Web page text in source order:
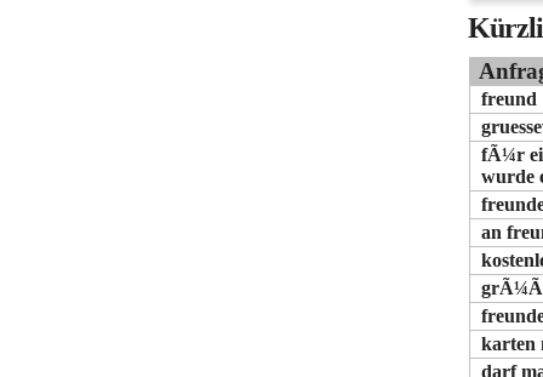
freund
fÃ¼r
wurde
an
karten
darf